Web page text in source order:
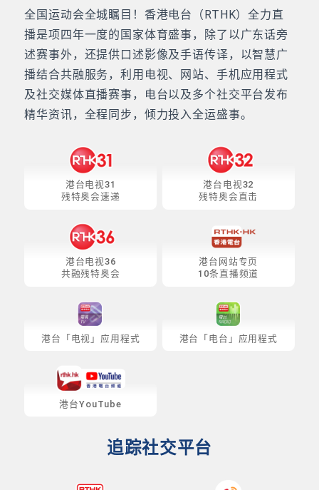
全国运动会全城瞩目！香港电台（RTHK）全力直
播是项四年一度的国家体育盛事，除了以广东话旁
述赛事外，还提供口述影像及手语传译，以智慧广
播结合共融服务，利用电视、网站、手机应用程式
及社交媒体直播赛事，电台以及多个社交平台发布
精华资讯，全程同步，倾力投入全运盛事。
港台电视31
残特奥会速递
港台电视32
残特奥会直击
港台电视36
共融残特奥会
港台网站专页
10条直播频道
港台「电视」应用程式 港台「电台」应用程式
港台YouTube
追踪社交平台